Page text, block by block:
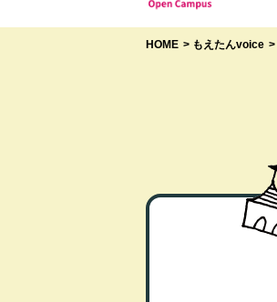
HOME もえたんvoice